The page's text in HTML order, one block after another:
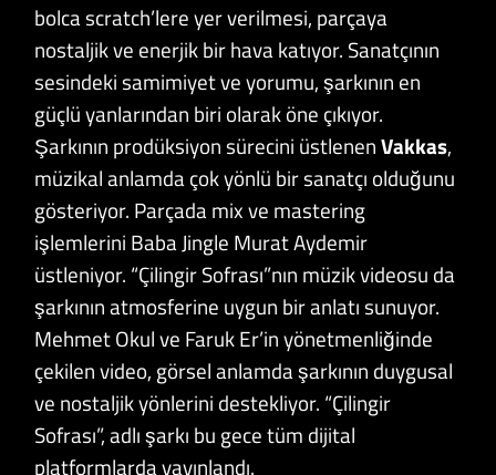
bolca scratch’lere yer verilmesi, parçaya
nostaljik ve enerjik bir hava katıyor. Sanatçının
sesindeki samimiyet ve yorumu, şarkının en
güçlü yanlarından biri olarak öne çıkıyor.
Şarkının prodüksiyon sürecini üstlenenVakkas,
müzikal anlamda çok yönlü bir sanatçı olduğunu
gösteriyor. Parçada mix ve mastering
işlemlerini Baba Jingle Murat Aydemir
üstleniyor. “Çilingir Sofrası”nın müzik videosu da
şarkının atmosferine uygun bir anlatı sunuyor.
Mehmet Okul ve Faruk Er’in yönetmenliğinde
çekilen video, görsel anlamda şarkının duygusal
ve nostaljik yönlerini destekliyor. “Çilingir
Sofrası”, adlı şarkı bu gece tüm dijital
platformlarda yayınlandı.